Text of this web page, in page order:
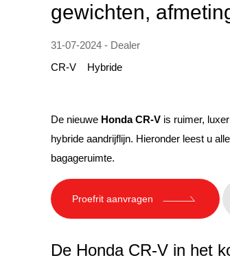
gewichten,
31-07-2024 - Dealer
CR-V
Hybride
De nieuwe Honda CR-Vis ruimer,
hybride aandrijflijn. Hieronder leest u
bagageruimte.
Proefrit aanvragen
De Honda CR-V in het